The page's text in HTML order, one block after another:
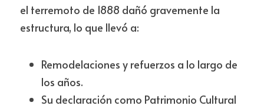
el terremoto de 1888 dañó gravemente la
estructura, lo que llevó a:
Remodelaciones y refuerzos a lo largo de
los años.
Su declaración como Patrimonio Cultural